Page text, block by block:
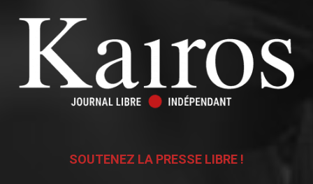
SOUTENEZ LA PRESSE LIBRE !